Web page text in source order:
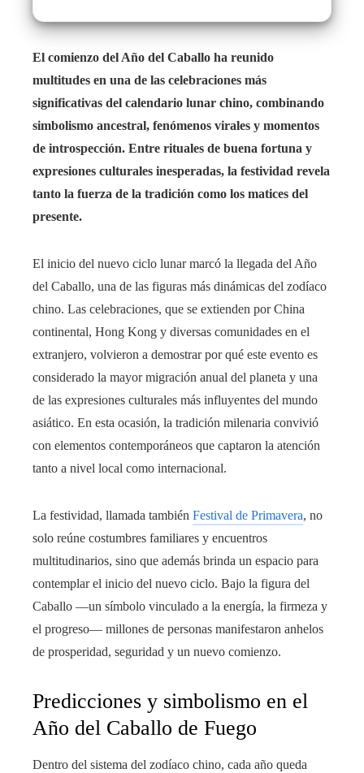
El comienzo del Año del Caballo ha reunido
multitudes en una de las celebraciones más
significativas del calendario lunar chino, combinando
simbolismo ancestral, fenómenos virales y momentos
de introspección. Entre rituales de buena fortuna y
expresiones culturales inesperadas, la festividad revela
tanto la fuerza de la tradición como los matices del
presente.
El inicio del nuevo ciclo lunar marcó la llegada del Año
del Caballo, una de las figuras más dinámicas del zodíaco
chino. Las celebraciones, que se extienden por China
continental, Hong Kong y diversas comunidades en el
extranjero, volvieron a demostrar por qué este evento es
considerado la mayor migración anual del planeta y una
de las expresiones culturales más influyentes del mundo
asiático. En esta ocasión, la tradición milenaria convivió
con elementos contemporáneos que captaron la atención
tanto a nivel local como internacional.
La festividad, llamada también Festival de Primavera, no
solo reúne costumbres familiares y encuentros
multitudinarios, sino que además brinda un espacio para
contemplar el inicio del nuevo ciclo. Bajo la figura del
Caballo —un símbolo vinculado a la energía, la firmeza y
el progreso— millones de personas manifestaron anhelos
de prosperidad, seguridad y un nuevo comienzo.
Predicciones y simbolismo en el
Año del Caballo de Fuego
Dentro del sistema del zodíaco chino, cada año queda